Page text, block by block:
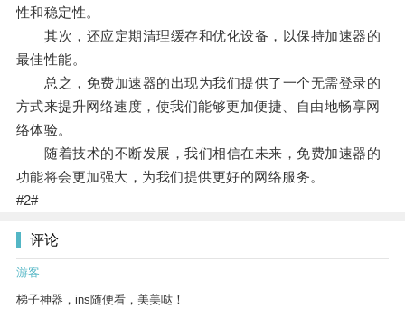
性和稳定性。
其次，还应定期清理缓存和优化设备，以保持加速器的
最佳性能。
总之，免费加速器的出现为我们提供了一个无需登录的
方式来提升网络速度，使我们能够更加便捷、自由地畅享网
络体验。
随着技术的不断发展，我们相信在未来，免费加速器的
功能将会更加强大，为我们提供更好的网络服务。
#2#
评论
游客
梯子神器，ins随便看，美美哒！